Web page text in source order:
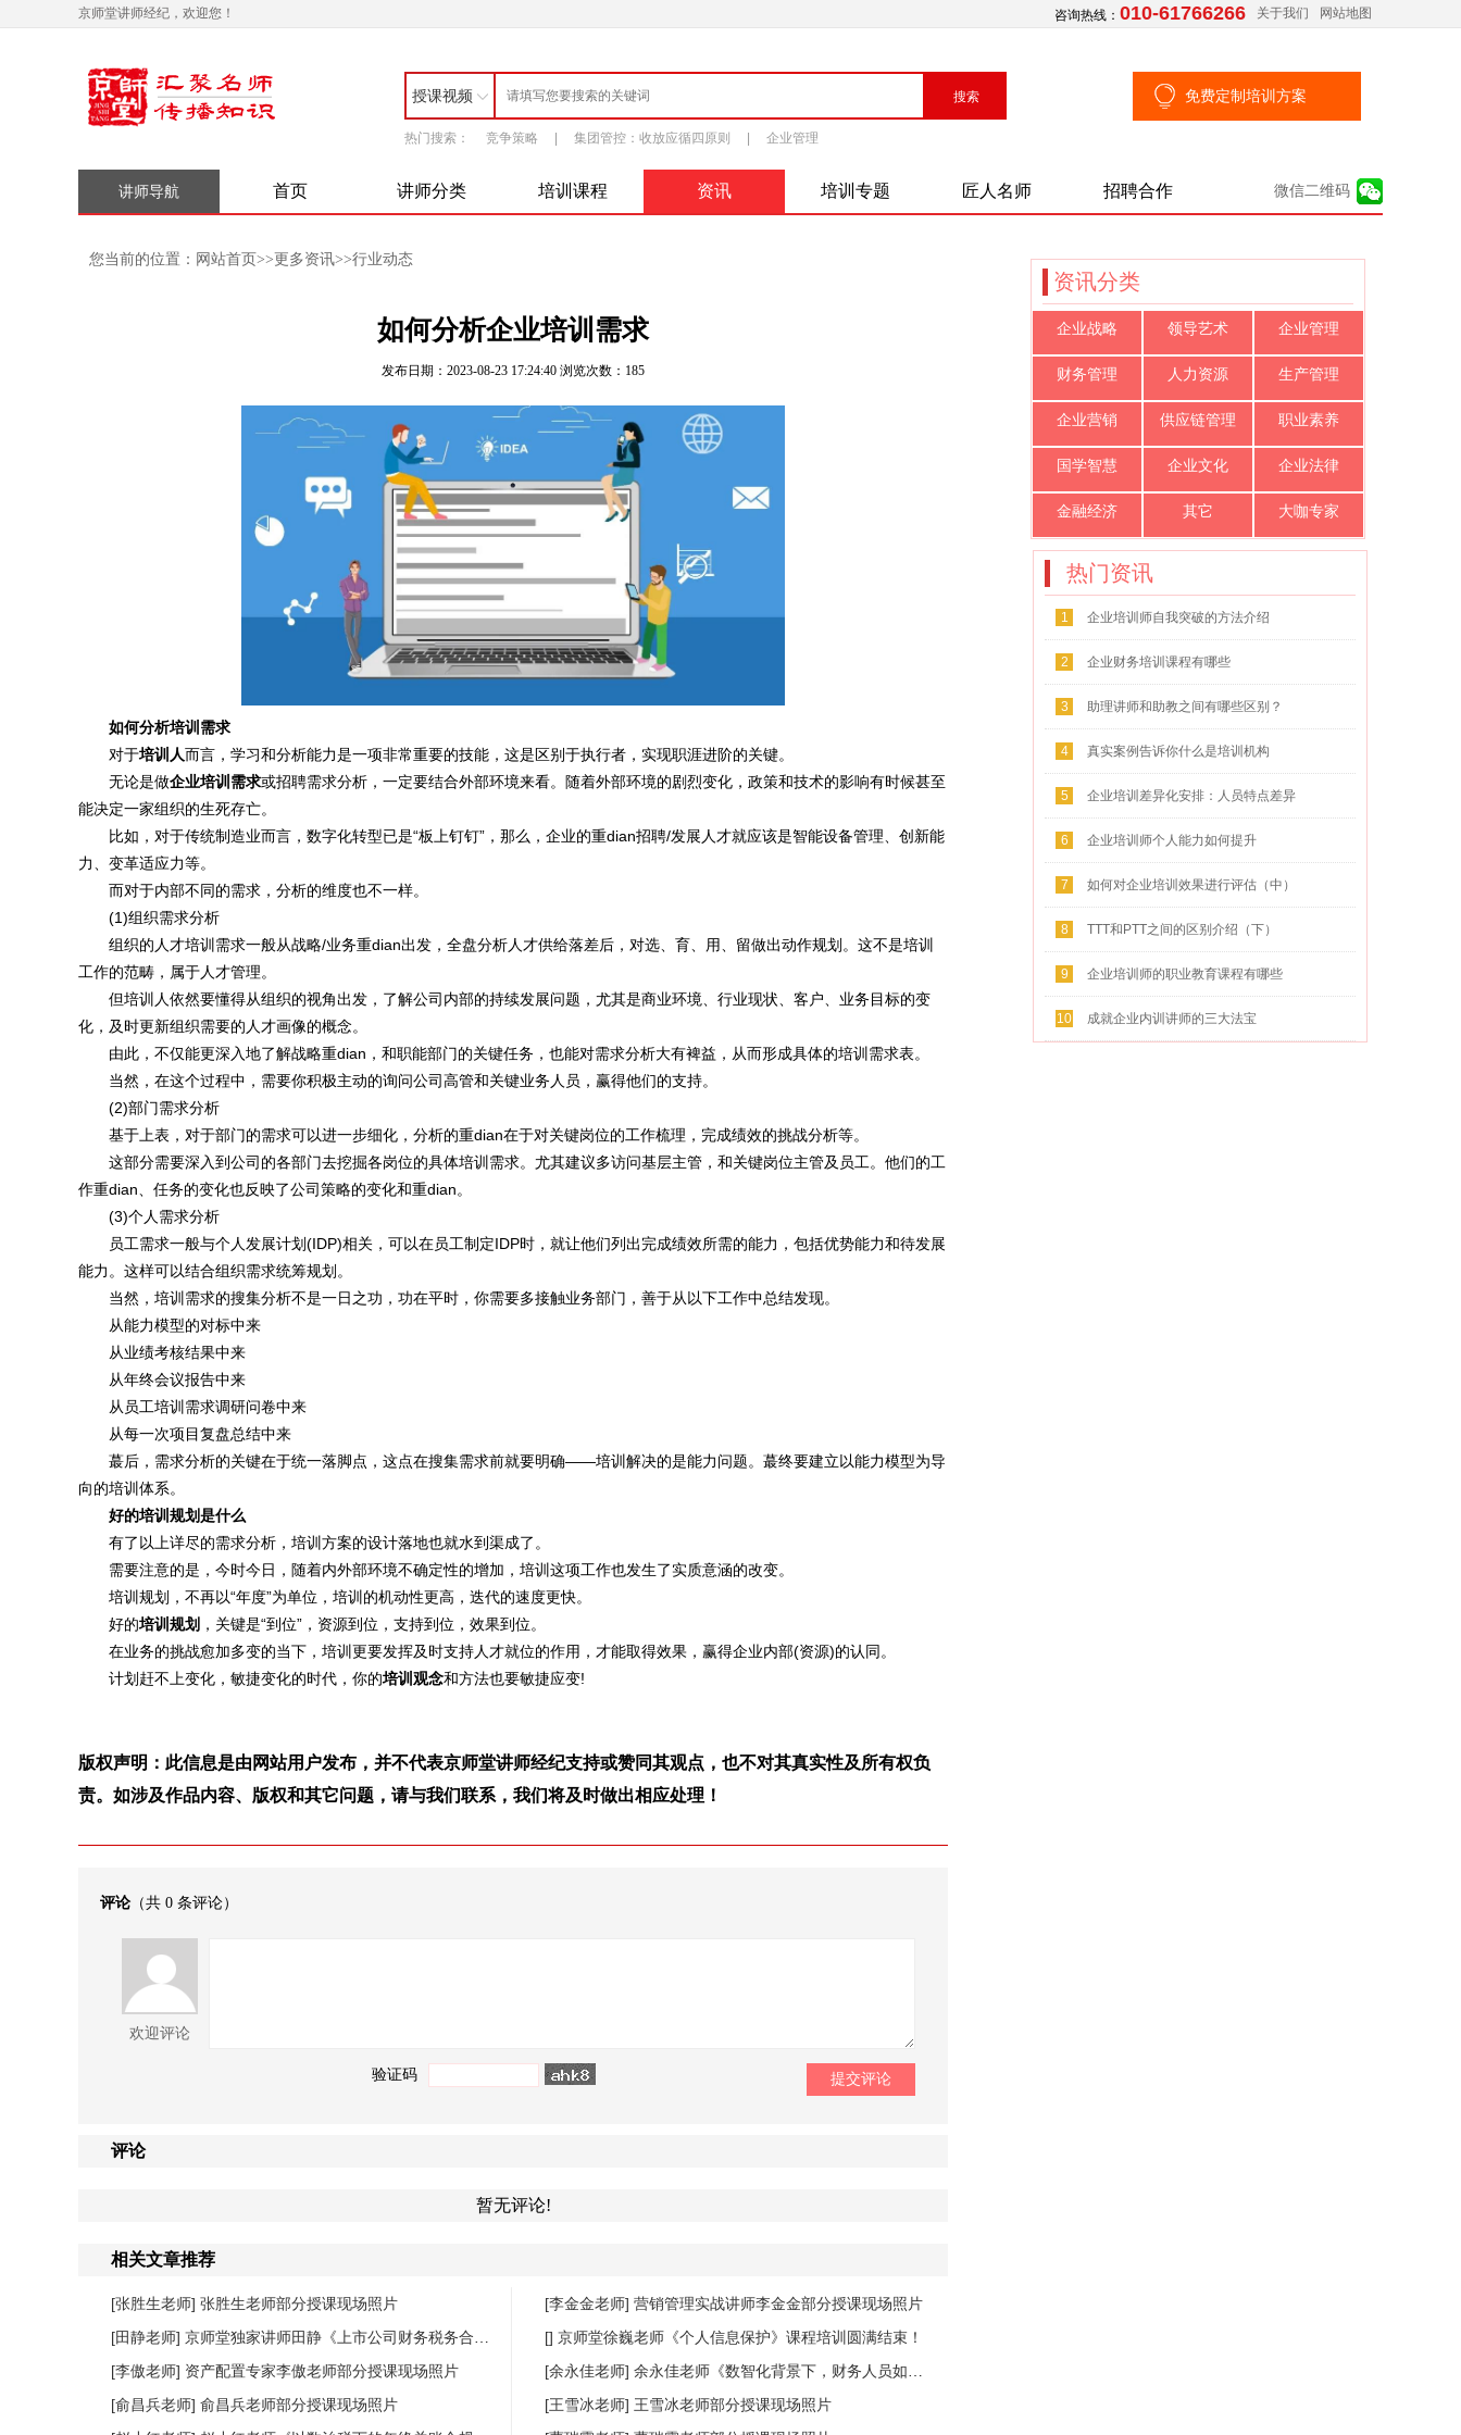
京师堂讲师经纪，欢迎您！ 咨询热线： 010-61766266 关于我们 网站地图
授课视频
热门搜索： 竞争策略 集团管控：收放应循四原则 企业管理
免费定制培训方案
首页 讲师分类 培训课程 资讯 培训专题 匠人名师 招聘合作 微信二维码
讲师导航
您当前的位置： 网站首页>>更多资讯>>行业动态
如何分析企业培训需求
发布日期：2023-08-23 17:24:40 浏览次数： 185
如何分析培训需求
对于培训人而言，学习和分析能力是一项非常重要的技能，这是区别于执行者，实现职涯进阶的关键。
无论是做企业培训需求或招聘需求分析，一定要结合外部环境来看。随着外部环境的剧烈变化，政策和技术的影响有时候甚至
能决定一家组织的生死存亡。
比如，对于传统制造业而言，数字化转型已是“板上钉钉”，那么，企业的重dian招聘/发展人才就应该是智能设备管理、创新能
力、变革适应力等。
而对于内部不同的需求，分析的维度也不一样。
(1)组织需求分析
组织的人才培训需求一般从战略/业务重dian出发，全盘分析人才供给落差后，对选、育、用、留做出动作规划。这不是培训
工作的范畴，属于人才管理。
但培训人依然要懂得从组织的视角出发，了解公司内部的持续发展问题，尤其是商业环境、行业现状、客户、业务目标的变
化，及时更新组织需要的人才画像的概念。
由此，不仅能更深入地了解战略重dian，和职能部门的关键任务，也能对需求分析大有裨益，从而形成具体的培训需求表。
当然，在这个过程中，需要你积极主动的询问公司高管和关键业务人员，赢得他们的支持。
(2)部门需求分析
基于上表，对于部门的需求可以进一步细化，分析的重dian在于对关键岗位的工作梳理，完成绩效的挑战分析等。
这部分需要深入到公司的各部门去挖掘各岗位的具体培训需求。尤其建议多访问基层主管，和关键岗位主管及员工。他们的工
作重dian、任务的变化也反映了公司策略的变化和重dian。
(3)个人需求分析
员工需求一般与个人发展计划(IDP)相关，可以在员工制定IDP时，就让他们列出完成绩效所需的能力，包括优势能力和待发展
能力。这样可以结合组织需求统筹规划。
当然，培训需求的搜集分析不是一日之功，功在平时，你需要多接触业务部门，善于从以下工作中总结发现。
从能力模型的对标中来
从业绩考核结果中来
从年终会议报告中来
从员工培训需求调研问卷中来
从每一次项目复盘总结中来
蕞后，需求分析的关键在于统一落脚点，这点在搜集需求前就要明确——培训解决的是能力问题。蕞终要建立以能力模型为导
向的培训体系。
好的培训规划是什么
有了以上详尽的需求分析，培训方案的设计落地也就水到渠成了。
需要注意的是，今时今日，随着内外部环境不确定性的增加，培训这项工作也发生了实质意涵的改变。
培训规划，不再以“年度”为单位，培训的机动性更高，迭代的速度更快。
好的培训规划 ，关键是“到位”，资源到位，支持到位，效果到位。
在业务的挑战愈加多变的当下，培训更要发挥及时支持人才就位的作用，才能取得效果，赢得企业内部(资源)的认同。
计划赶不上变化，敏捷变化的时代，你的培训观念和方法也要敏捷应变!
版权声明：此信息是由网站用户发布，并不代表京师堂讲师经纪支持或赞同其观点，也不对其真实性及所有权负
责。如涉及作品内容、版权和其它问题，请与我们联系，我们将及时做出相应处理！
评论 （共 0 条评论）
欢迎评论
验证码
评论
暂无评论!
相关文章推荐
[张胜生老师] 张胜生老师部分授课现场照片
[田静老师] 京师堂独家讲师田静《上市公司财务税务合规管理提升》课程圆满结束
[李傲老师] 资产配置专家李傲老师部分授课现场照片
[俞昌兵老师] 俞昌兵老师部分授课现场照片
[李金金老师] 营销管理实战讲师李金金部分授课现场照片
[] 京师堂徐巍老师《个人信息保护》课程培训圆满结束！
[余永佳老师] 余永佳老师《数智化背景下，财务人员如何提升数据分析能力，商业敏锐度》课程圆满结束
[王雪冰老师] 王雪冰老师部分授课现场照片
资讯分类
企业战略 领导艺术 企业管理
财务管理 人力资源 生产管理
企业营销 供应链管理 职业素养
国学智慧 企业文化 企业法律
金融经济 其它 大咖专家
热门资讯
1 企业培训师自我突破的方法介绍
2 企业财务培训课程有哪些
3 助理讲师和助教之间有哪些区别？
4 真实案例告诉你什么是培训机构
5 企业培训差异化安排：人员特点差异
6 企业培训师个人能力如何提升
7 如何对企业培训效果进行评估（中）
8 TTT和PTT之间的区别介绍（下）
9 企业培训师的职业教育课程有哪些
10 成就企业内训讲师的三大法宝